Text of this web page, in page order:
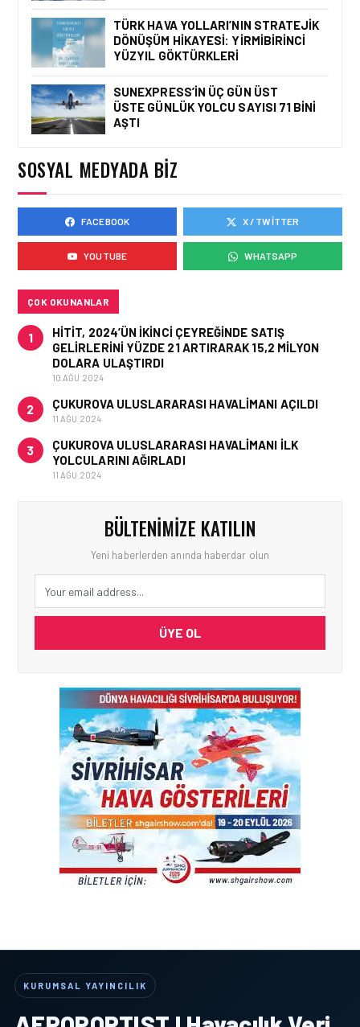
WINGIE ENUYGUN GROUP
YENI DAĞITIM YETENEĞI
(NDC)
ENTEGRASYONUYLA İŞ
BIRLIĞINI
DERINLEŞTIRIYOR
HAVACILIK • 30 OCA 2026
TÜRK HAVA YOLLARI’NIN STRATEJIK
DÖNÜŞÜM HIKAYESI: YIRMIBIRINCI
YÜZYIL GÖKTÜRKLERI
SUNEXPRESS’IN ÜÇ GÜN ÜST
ÜSTE GÜNLÜK YOLCU SAYISI 71 BINI
AŞTI
SOSYAL MEDYADA BIZ
FACEBOOK X / TWITTER
YOUTUBE WHATSAPP
ÇOK OKUNANLAR
1
HITIT, 2024’ÜN IKINCI ÇEYREĞINDE SATIŞ
GELIRLERINI YÜZDE 21 ARTIRARAK 15,2 MILYON
DOLARA ULAŞTIRDI
10 AĞU 2024
2 ÇUKUROVA ULUSLARARASI HAVALIMANI AÇILDI
11 AĞU 2024
3
ÇUKUROVA ULUSLARARASI HAVALIMANI İLK
YOLCULARINI AĞIRLADI
11 AĞU 2024
BÜLTENIMIZE KATILIN
Yeni haberlerden anında haberdar olun
ÜYE OL
KURUMSAL YAYINCILIK